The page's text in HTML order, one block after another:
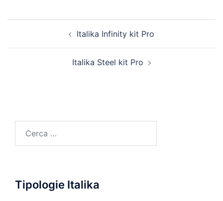
Italika Infinity kit Pro
Italika Steel kit Pro
Tipologie Italika